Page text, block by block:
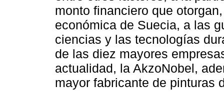
monto financiero que
económica de Suecia, a las
ciencias y las tecnologías
de las diez mayores
actualidad, la AkzoNobel,
mayor fabricante de pinturas